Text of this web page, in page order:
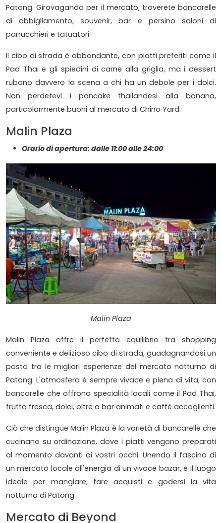
Patong. Girovagando per il mercato, troverete bancarelle
di abbigliamento, souvenir, bar e persino saloni di
parrucchieri e tatuatori.
Il cibo di strada è abbondante, con piatti preferiti come il
Pad Thai e gli spiedini di carne alla griglia, ma i dessert
rubano davvero la scena a chi ha un debole per i dolci.
Non perdetevi i pancake thailandesi alla banana,
particolarmente buoni al mercato di Chino Yard.
Malin Plaza
Orario di apertura: dalle 11:00 alle 24:00
Malin Plaza
Malin Plaza offre il perfetto equilibrio tra shopping
conveniente e delizioso cibo di strada, guadagnandosi un
posto tra le migliori esperienze del mercato notturno di
Patong. L'atmosfera è sempre vivace e piena di vita, con
bancarelle che offrono specialità locali come il Pad Thai,
frutta fresca, dolci, oltre a bar animati e caffè accoglienti.
Ciò che distingue Malin Plaza è la varietà di bancarelle che
cucinano su ordinazione, dove i piatti vengono preparati
al momento davanti ai vostri occhi. Unendo il fascino di
un mercato locale all'energia di un vivace bazar, è il luogo
ideale per mangiare, fare acquisti e godersi la vita
notturna di Patong.
Mercato di Beyond